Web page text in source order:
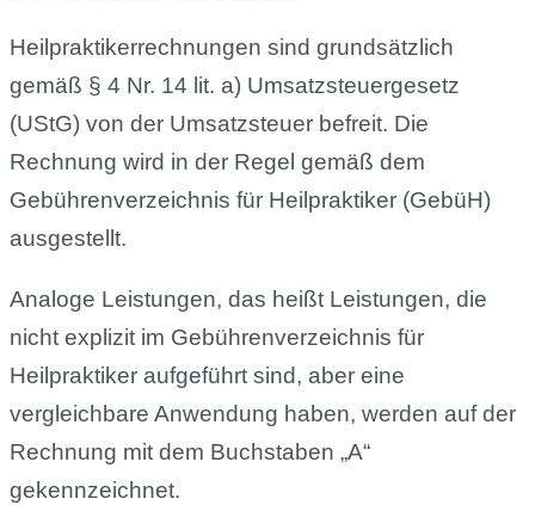
Heilpraktikerrechnungen sind grundsätzlich
gemäß § 4 Nr. 14 lit. a) Umsatzsteuergesetz
(UStG) von der Umsatzsteuer befreit. Die
Rechnung wird in der Regel gemäß dem
Gebührenverzeichnis für Heilpraktiker (GebüH)
ausgestellt.
Analoge Leistungen, das heißt Leistungen, die
nicht explizit im Gebührenverzeichnis für
Heilpraktiker aufgeführt sind, aber eine
vergleichbare Anwendung haben, werden auf der
Rechnung mit dem Buchstaben „A“
gekennzeichnet.